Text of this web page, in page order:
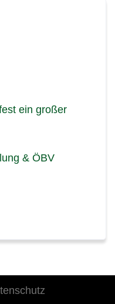
ein großer
& ÖBV